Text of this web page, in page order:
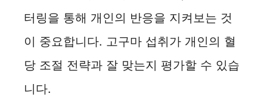
터링을 통해 개인의 반응을 지켜보는 것
이 중요합니다. 고구마 섭취가 개인의 혈
당 조절 전략과 잘 맞는지 평가할 수 있습
니다.